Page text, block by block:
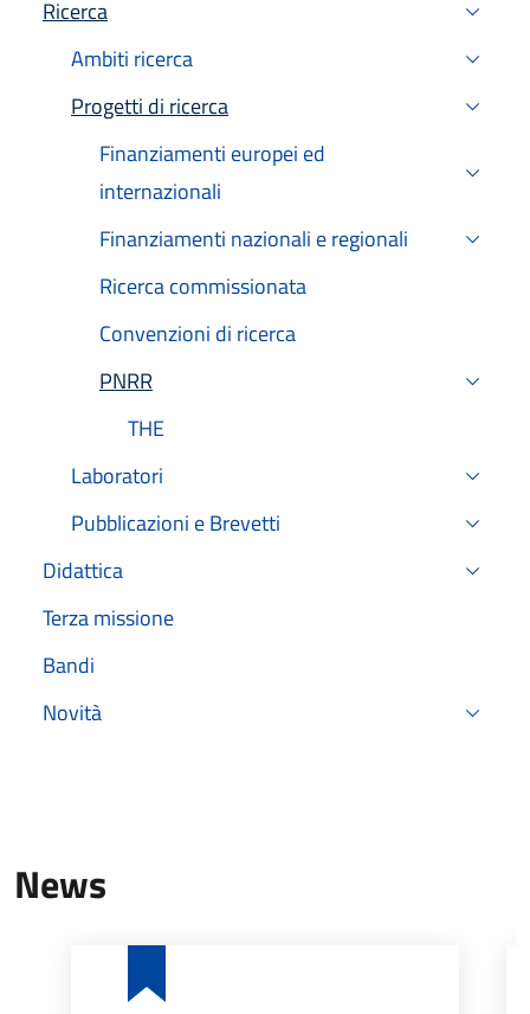
Ricerca
Attivo
Ambiti ricerca
Progetti di ricerca
Attivo
Finanziamenti europei ed
internazionali
Finanziamenti nazionali e regionali
Ricerca commissionata
Convenzioni di ricerca
PNRR
Attivo
THE
Laboratori
Pubblicazioni e Brevetti
Didattica
Terza missione
Bandi
Novità
News